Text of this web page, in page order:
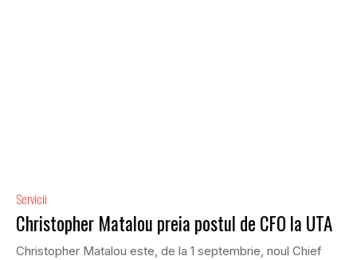
Servicii
Christopher Matalou preia postul de CFO la UTA
Christopher Matalou este, de la 1 septembrie, noul Chief